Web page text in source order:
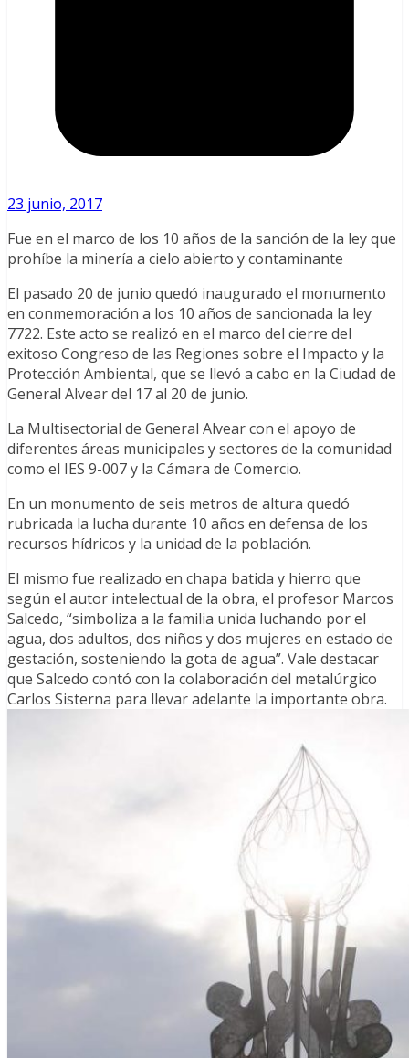
23 junio, 2017
Fue en el marco de los 10 años de la sanción de la ley que
prohíbe la minería a cielo abierto y contaminante
El pasado 20 de junio quedó inaugurado el monumento
en conmemoración a los 10 años de sancionada la ley
7722. Este acto se realizó en el marco del cierre del
exitoso Congreso de las Regiones sobre el Impacto y la
Protección Ambiental, que se llevó a cabo en la Ciudad de
General Alvear del 17 al 20 de junio.
La Multisectorial de General Alvear con el apoyo de
diferentes áreas municipales y sectores de la comunidad
como el IES 9-007 y la Cámara de Comercio.
En un monumento de seis metros de altura quedó
rubricada la lucha durante 10 años en defensa de los
recursos hídricos y la unidad de la población.
El mismo fue realizado en chapa batida y hierro que
según el autor intelectual de la obra, el profesor Marcos
Salcedo, “simboliza a la familia unida luchando por el
agua, dos adultos, dos niños y dos mujeres en estado de
gestación, sosteniendo la gota de agua”. Vale destacar
que Salcedo contó con la colaboración del metalúrgico
Carlos Sisterna para llevar adelante la importante obra.